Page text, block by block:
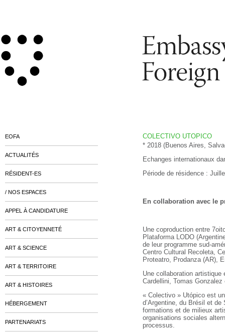
COLECTIVO UTOPICO
* 2018 (Buenos Aires,
Echanges internationaux
Période de résidence :
En collaboration avec le
Une coproduction entre
Plataforma LODO
de leur programme sud-
Centro Cultural Recoleta,
Proteatro, Prodanza (AR),
Une collaboration
Cardellini, Tomas
« Colectivo » Utópico est
d’Argentine, du Brésil et
formations et de milieux
organisations sociales
processus.
EOFA
ACTUALITÉS
RÉSIDENT-ES
/ NOS ESPACES
APPEL À CANDIDATURE
ART & CITOYENNETÉ
ART & SCIENCE
ART & TERRITOIRE
ART & HISTOIRES
HÉBERGEMENT
PARTENARIATS